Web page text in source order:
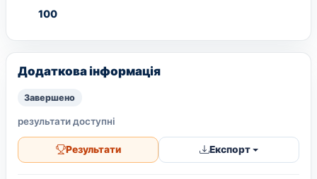
100
Додаткова інформація
Завершено
результати доступні
Результати Експорт